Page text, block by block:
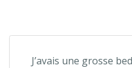
J’avais une grosse